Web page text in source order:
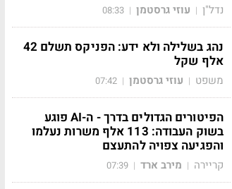
נדל"ן | עוזי גרסטמן |
08:33
נהג בשלילה ולא ידע: הפניקס תשלם 42
אלף שקל
משפט | עוזי גרסטמן |
07:42
הפיטורים הגדולים בדרך - ה-AI פוגע
בשוק העבודה: 113 אלף משרות נעלמו
והפגיעה צפויה להתעצם
קריירה | מירב ארד |
07:39